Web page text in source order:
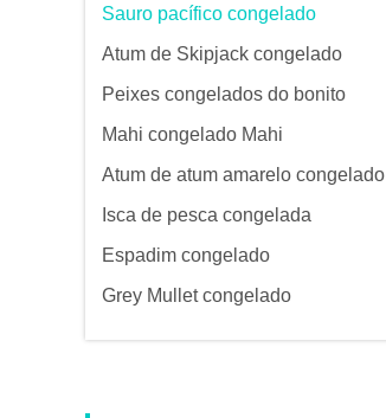
Sauro pacífico congelado
Atum de Skipjack congelado
Peixes congelados do bonito
Mahi congelado Mahi
Atum de atum amarelo congelado
Isca de pesca congelada
Espadim congelado
Grey Mullet congelado